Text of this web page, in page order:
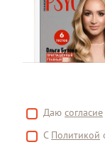
Даю согласие
С Политикой